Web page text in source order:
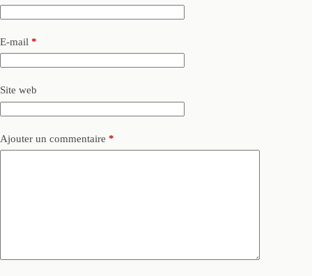
E-mail *
Site web
Ajouter un commentaire *